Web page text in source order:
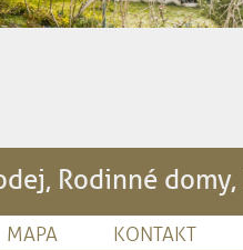
Rodinné
MAPA KONTAKT